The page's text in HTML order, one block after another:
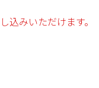
込みいただけます。